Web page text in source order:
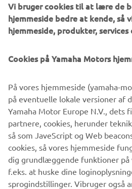
KONTAKT OS
Yamaha Motor Danmark filial af
N.V.,
C.F. Tietgens
5220
Danmark
FIND DIN YAMAHA
Vi bruger cookies til at lære de
hjemmeside bedre at kende, så
hjemmeside, produkter,
Cookies på Yamaha Motors
På vores hjemmeside (yamaha-
på eventuelle lokale versioner af
Yamaha Motor Europe N.V., dets
partnere, cookies, herunder
så som JaveScript og Web
cookies, så vores hjemmeside
dig grundlæggende funktioner på
f.eks. at huske dine
sprogindstillinger. Vibruger også